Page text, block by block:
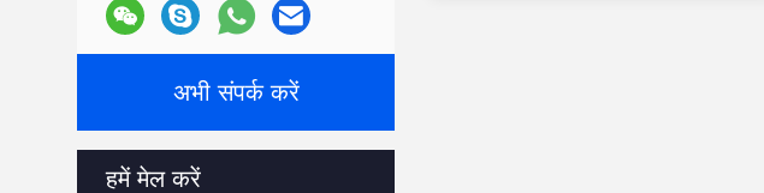
अभी संपर्क करें
हमें मेल करें